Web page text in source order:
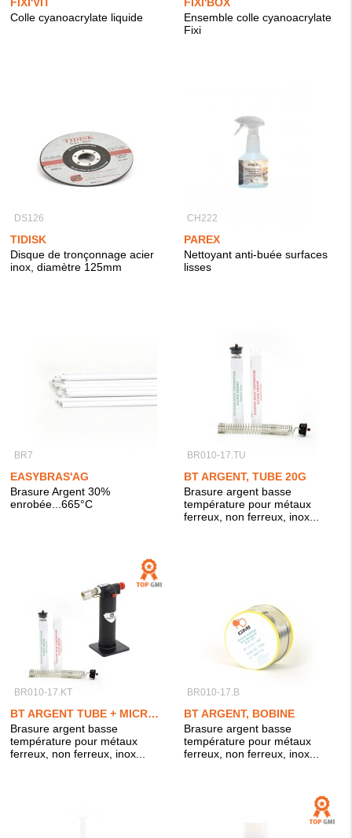
FIXI'VIT
Colle cyanoacrylate liquide
FIXI'BOX
Ensemble colle cyanoacrylate
Fixi
DS126
TIDISK
Disque de tronçonnage acier
inox, diamètre 125mm
CH222
PAREX
Nettoyant anti-buée surfaces
lisses
BR7
EASYBRAS'AG
Brasure Argent 30%
enrobée...665°C
BR010-17.TU
BT ARGENT, TUBE 20G
Brasure argent basse
température pour métaux
ferreux, non ferreux, inox...
BR010-17.KT
BT ARGENT TUBE + MICROFLAM PRO
Brasure argent basse
température pour métaux
ferreux, non ferreux, inox...
BR010-17.B
BT ARGENT, BOBINE
Brasure argent basse
température pour métaux
ferreux, non ferreux, inox...